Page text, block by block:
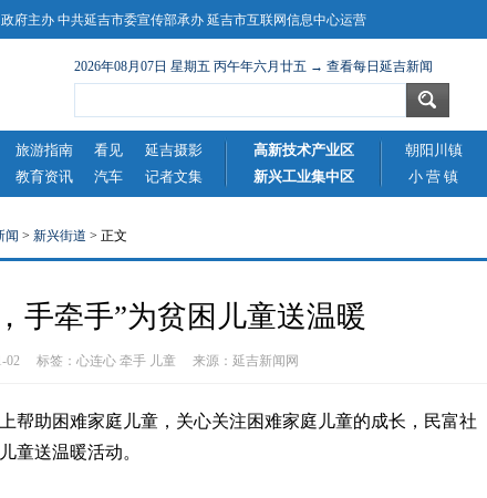
府主办 中共延吉市委宣传部承办 延吉市互联网信息中心运营
2026年08月07日 星期五 丙午年六月廿五 → 查看每日延吉新闻
旅游指南 看见 延吉摄影 高新技术产业区 朝阳川镇
教育资讯 汽车 记者文集 新兴工业集中区 小 营 镇
闻 > 新兴街道 > 正文
手牵手”为贫困儿童送温暖
02 标签： 心连心 牵手 儿童 来源： 延吉新闻网
助困难家庭儿童，关心关注困难家庭儿童的成长，民富社
童送温暖活动。